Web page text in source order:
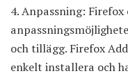
Anpassning: Firefox
och tillägg. Firefox
enkelt installera och